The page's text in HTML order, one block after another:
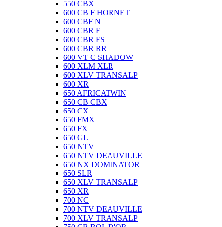
550 CBX
600 CB F HORNET
600 CBF N
600 CBR F
600 CBR FS
600 CBR RR
600 VT C SHADOW
600 XLM XLR
600 XLV TRANSALP
600 XR
650 AFRICATWIN
650 CB CBX
650 CX
650 FMX
650 FX
650 GL
650 NTV
650 NTV DEAUVILLE
650 NX DOMINATOR
650 SLR
650 XLV TRANSALP
650 XR
700 NC
700 NTV DEAUVILLE
700 XLV TRANSALP